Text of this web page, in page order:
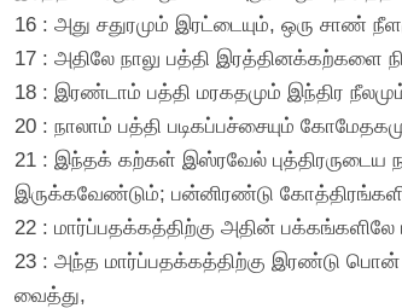
16 : அது சதுரமும் இரட்டையும், ஒரு சாண்
17 : அதிலே நாலு பத்தி இரத்தினக்கற்களை
18 : இரண்டாம் பத்தி மரகதமும் இந்திர
20 : நாலாம் பத்தி படிகப்பச்சையும்
21 : இந்தக் கற்கள் இஸ்ரவேல்
இருக்கவேண்டும்; பன்னிரண்டு
22 : மார்ப்பதக்கத்திற்கு அதின்
23 : அந்த மார்ப்பதக்கத்திற்கு இரண்டு
வைத்து,